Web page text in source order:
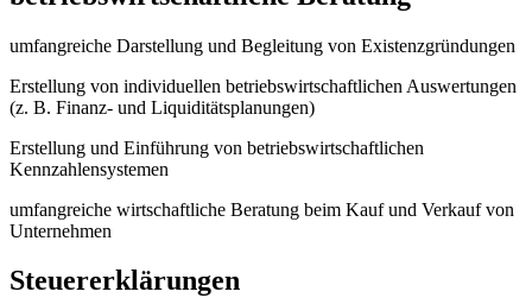
umfangreiche Darstellung und Begleitung von Existenzgründungen
Erstellung von individuellen betriebswirtschaftlichen Auswertungen
(z. B. Finanz- und Liquiditätsplanungen)
Erstellung und Einführung von betriebswirtschaftlichen
Kennzahlensystemen
umfangreiche wirtschaftliche Beratung beim Kauf und Verkauf von
Unternehmen
Steuererklärungen